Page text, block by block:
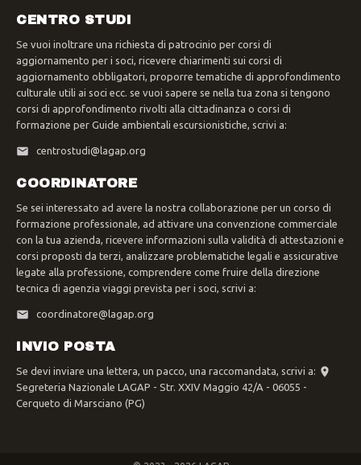
CENTRO STUDI
Se vuoi inoltrare una richiesta di patrocinio per corsi di
aggiornamento per i soci, ricevere chiarimenti sui corsi di
aggiornamento obbligatori, proporre tematiche di approfondimento
culturale utili ai soci ecc. se vuoi sapere se nella tua zona si tengono
corsi di approfondimento rivolti alla cittadinanza o corsi di
formazione per Guide ambientali escursionistiche, scrivi a:
centrostudi@lagap.org
COORDINATORE
Se sei interessato ad avere la nostra collaborazione per un corso di
formazione professionale, ad attivare una convenzione commerciale
con la tua azienda, ricevere informazioni sulla validità di attestazioni e
corsi proposti da terzi, analizzare problematiche legali e assicurative
legate alla professione, comprendere come fruire della direzione
tecnica di agenzia viaggi prevista per i soci, scrivi a:
coordinatore@lagap.org
INVIO POSTA
Se devi inviare una lettera, un pacco, una raccomandata, scrivi a:
Segreteria Nazionale LAGAP - Str. XXIV Maggio 42/A - 06055 -
Cerqueto di Marsciano (PG)